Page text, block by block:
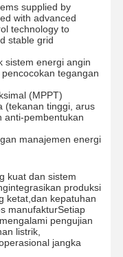
supplied by
with advanced
technology to
stable grid
sistem energi angin
tegangan
(MPPT)
(tekanan tinggi, arus
anti-pembentukan
manajemen energi
kuat dan sistem
produksi
ketat,dan kepatuhan
manufakturSetiap
pengujian
listrik,
jangka